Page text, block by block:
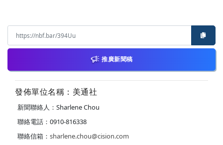
推廣新聞稿
發佈單位名稱：美通社
新聞聯絡人：Sharlene Chou
聯絡電話：0910-816338
聯絡信箱： sharlene.chou@cision.com